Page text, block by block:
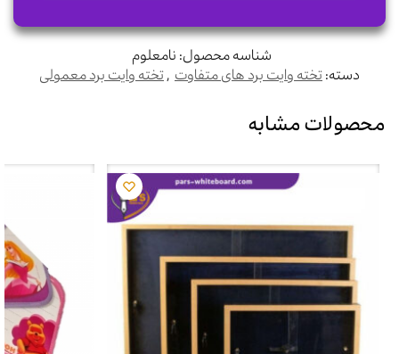
شناسه محصول: نامعلوم
دسته:تخته وایت برد های متفاوت ,تخته وایت برد معمولی
محصولات مشابه